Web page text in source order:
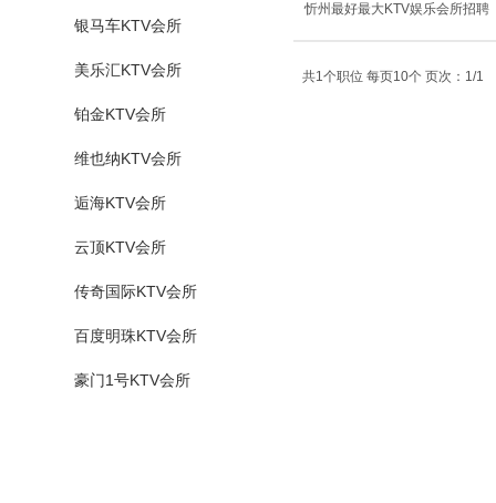
银马车KTV会所
美乐汇KTV会所
铂金KTV会所
维也纳KTV会所
逅海KTV会所
云顶KTV会所
传奇国际KTV会所
百度明珠KTV会所
豪门1号KTV会所
忻州最好最大KTV娱乐会所招聘
共1个职位 每页10个 页次：1/1